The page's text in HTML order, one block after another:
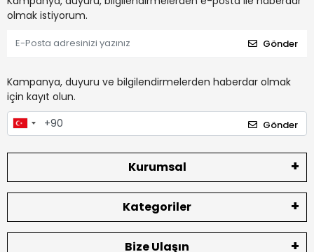
olmak istiyorum.
Gönder
Kampanya, duyuru ve bilgilendirmelerden haberdar olmak
için kayıt olun.
Gönder
Kurumsal
Kategoriler
Bize Ulaşın